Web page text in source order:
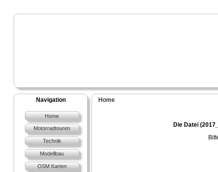
Navigation
Home
Motorradtouren
Technik
Modellbau
OSM Karten
Home
Die Datei